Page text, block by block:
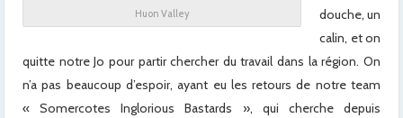
Huon Valley
douche, un
calin, et on
quitte notre Jo pour partir chercher du travail dans la région. On
n’a pas beaucoup d’espoir, ayant eu les retours de notre team
« Somercotes Inglorious Bastards », qui cherche depuis